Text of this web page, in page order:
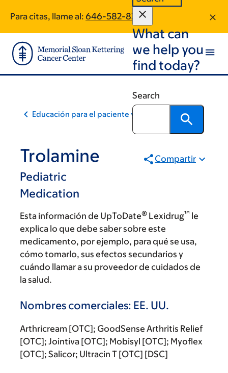
main
content
footer
Para citas, llame al: 646-582-8227
What can
we help you
find today?
Search
Educación para el paciente y la comunidad
Trolamine
Pediatric
Medication
Compartir
Esta información de UpToDate® Lexidrug™ le
explica lo que debe saber sobre este
medicamento, por ejemplo, para qué se usa,
cómo tomarlo, sus efectos secundarios y
cuándo llamar a su proveedor de cuidados de
la salud.
Nombres comerciales: EE. UU.
Arthricream [OTC]; GoodSense Arthritis Relief
[OTC]; Jointiva [OTC]; Mobisyl [OTC]; Myoflex
[OTC]; Salicor; Ultracin T [OTC] [DSC]